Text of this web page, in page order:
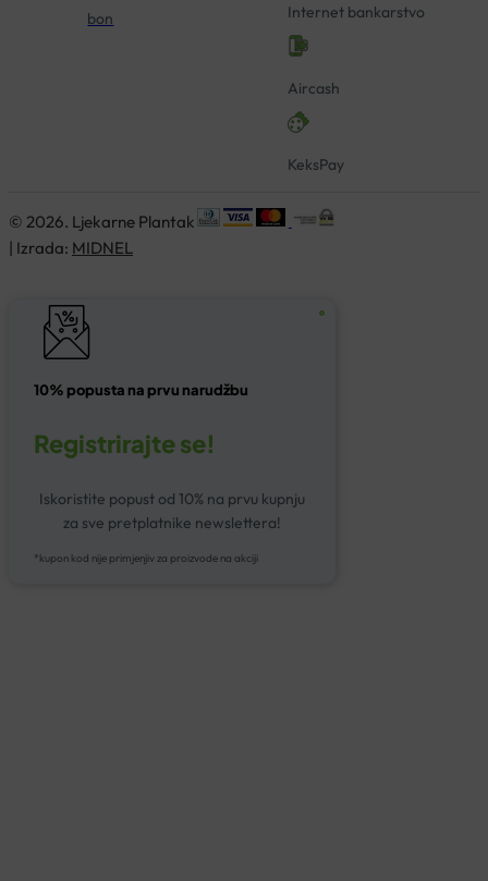
bon
Internet bankarstvo
Aircash
KeksPay
© 2026. Ljekarne Plantak
| Izrada: MIDNEL
10% popusta na prvu narudžbu
Registrirajte se!
Iskoristite popust od 10% na prvu kupnju
za sve pretplatnike newslettera!
*kupon kod nije primjenjiv za proizvode na akciji